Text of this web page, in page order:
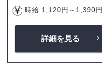
時給 1,120円～1,390円
詳細を見る